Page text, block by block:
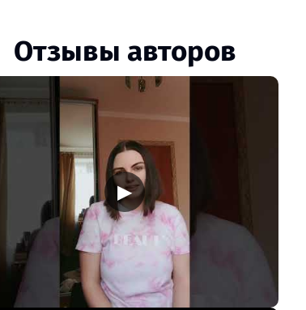
Отзывы авторов
▶